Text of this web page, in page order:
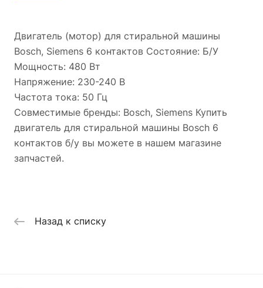
Двигатель (мотор) для стиральной машины
Bosch, Siemens 6 контактов Состояние: Б/У
Мощность: 480 Вт
Напряжение: 230-240 В
Частота тока: 50 Гц
Совместимые бренды: Bosch, Siemens Купить
двигатель для стиральной машины Bosch 6
контактов б/у вы можете в нашем магазине
запчастей.
Назад к списку